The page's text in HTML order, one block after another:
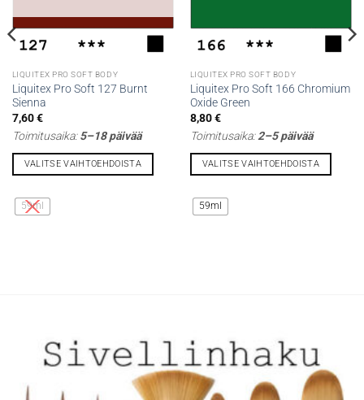
LIQUITEX PRO SOFT BODY
Liquitex Pro Soft 127 Burnt
Sienna
7,60€
Toimitusaika:5–18 päivää
VALITSE VAIHTOEHDOISTA
tuotteella
on
59ml
LIQUITEX PRO SOFT BODY
Liquitex Pro Soft 166 Chromium
Oxide Green
8,80€
Toimitusaika:2–5 päivää
VALITSE VAIHTOEHDOISTA
tuotteella
on
59ml